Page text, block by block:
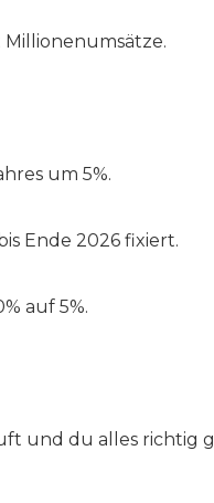
um 5%.
Ende 2026 fixiert.
auf 5%.
und du alles richtig